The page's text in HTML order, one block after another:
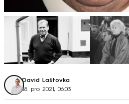
David Laštovka
18. pro 2021, 06:03